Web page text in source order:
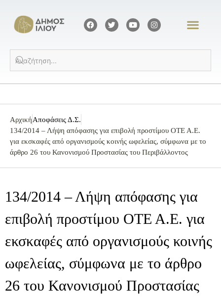
ΑρχικήΑποφάσεις Δ.Σ.
134/2014 – Λήψη απόφασης για επιβολή προστίμου ΟΤΕ Α.Ε.
για εκσκαφές από οργανισμούς κοινής ωφελείας, σύμφωνα με το
άρθρο 26 του Κανονισμού Προστασίας του Περιβάλλοντος
134/2014 – Λήψη απόφασης για
επιβολή προστίμου ΟΤΕ Α.Ε. για
εκσκαφές από οργανισμούς κοινής
ωφελείας, σύμφωνα με το άρθρο
26 του Κανονισμού Προστασίας